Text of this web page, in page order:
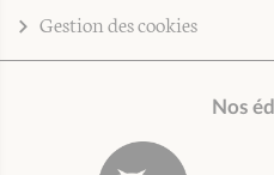
Gestion des cookies
Nos